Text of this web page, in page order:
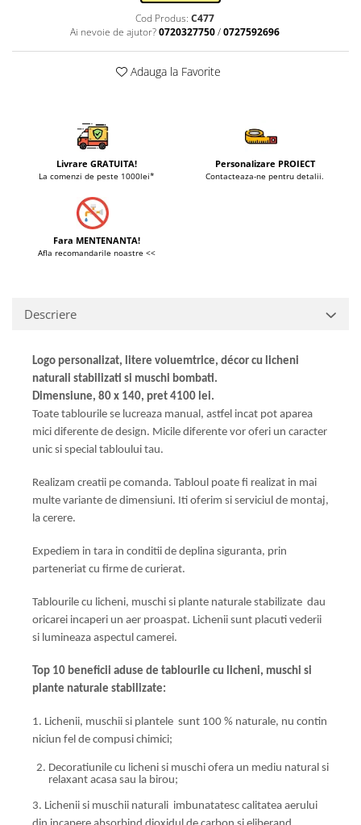
Cod Produs: C477
Ai nevoie de ajutor? 0720327750 /0727592696
Adauga la Favorite
Livrare GRATUITA!
La comenzi de peste 1000lei*
Personalizare PROIECT
Contacteaza-ne pentru detalii.
Fara MENTENANTA!
Afla recomandarile noastre <<
Descriere
Logo personalizat, litere voluemtrice, décor cu licheni
naturali stabilizati si muschi bombati.
Dimensiune, 80 x 140, pret 4100 lei.
Toate tablourile se lucreaza manual, astfel incat pot aparea
mici diferente de design. Micile diferente vor oferi un caracter
unic si special tabloului tau.
Realizam creatii pe comanda. Tabloul poate fi realizat in mai
multe variante de dimensiuni. Iti oferim si serviciul de montaj,
la cerere.
Expediem in tara in conditii de deplina siguranta, prin
parteneriat cu firme de curierat.
Tablourile cu licheni, muschi si plante naturale stabilizate dau
oricarei incaperi un aer proaspat. Lichenii sunt placuti vederii
si lumineaza aspectul camerei.
Top 10 beneficii aduse de tablourile cu licheni, muschi si
plante naturale stabilizate:
1. Lichenii, muschii si plantele sunt 100 % naturale, nu contin
niciun fel de compusi chimici;
Decoratiunile cu licheni si muschi ofera un mediu natural si
relaxant acasa sau la birou;
3. Lichenii si muschii naturali imbunatatesc calitatea aerului